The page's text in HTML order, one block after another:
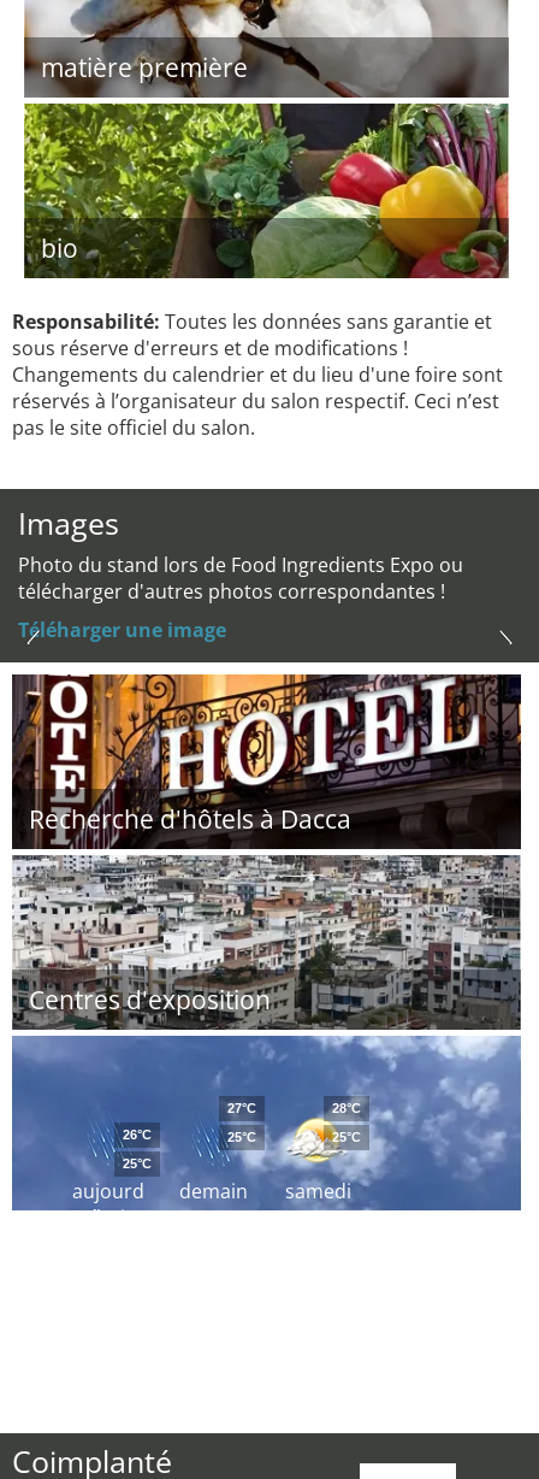
matière première
bio
Responsabilité: Toutes les données sans garantie et
sous réserve d'erreurs et de modifications !
Changements du calendrier et du lieu d'une foire sont
réservés à l’organisateur du salon respectif. Ceci n’est
pas le site officiel du salon.
Images
Photo du stand lors de Food Ingredients Expo ou
télécharger d'autres photos correspondantes !
Téléharger une image
Recherche d'hôtels à Dacca
Centres d'exposition
aujourd
´hui
26°C
25°C
demain
27°C
25°C
samedi
28°C
25°C
Coimplanté